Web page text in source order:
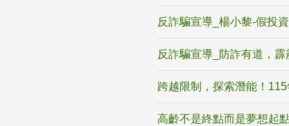
反詐騙宣導_楊小黎-假投
反詐騙宣導_防詐有道，
跨越限制，探索潛能！
高齡不是終點而是夢想起